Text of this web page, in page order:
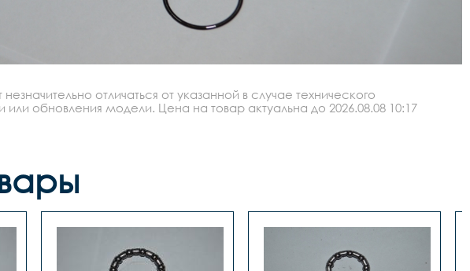
отличаться от указанной в случае технического
обновления модели. Цена на товар актуальна до 2026.08.08 10:17